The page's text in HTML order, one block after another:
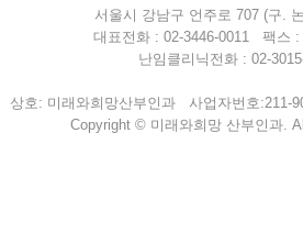
서울시 강남구 언주로 707 (구.
대표전화 : 02-3446-0011 팩스 :
난임클리닉전화 : 02-
상호: 미래와희망산부인과 사업자번호:211-
Copyright © 미래와희망 산부인과.